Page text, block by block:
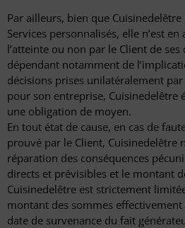
Par ailleurs, bien que
Services personnalisés, elle n’est
l’atteinte ou non par le Client de
dépendant notamment de
décisions prises unilatéralement
pour son entreprise, Cuisinedelêtre
une obligation de moyen.
En tout état de cause, en cas de
prouvé par le Client, Cuisinedelêtre
réparation des conséquences
directs et prévisibles et le montant
Cuisinedelêtre est strictement
montant des sommes effectivement
date de survenance du fait